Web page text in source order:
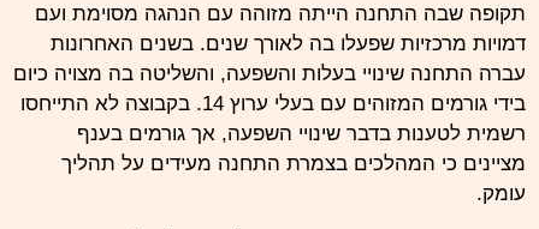
תקופה שבה התחנה הייתה מזוהה עם הנהגה מסוימת ועם
דמויות מרכזיות שפעלו בה לאורך שנים. בשנים האחרונות
עברה התחנה שינויי בעלות והשפעה, והשליטה בה מצויה כיום
בידי גורמים המזוהים עם בעלי ערוץ14. בקבוצה לא התייחסו
רשמית לטענות בדבר שינויי השפעה, אך גורמים בענף
מציינים כי המהלכים בצמרת התחנה מעידים על תהליך
עומק.